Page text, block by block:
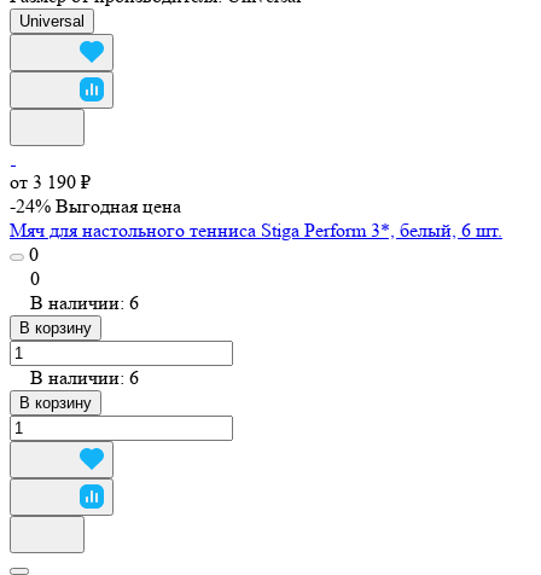
Universal
от 3 190 ₽
-24% Выгодная цена
Мяч для настольного тенниса Stiga Perform 3*, белый, 6 шт.
0
0
В наличии: 6
В корзину
В наличии: 6
В корзину